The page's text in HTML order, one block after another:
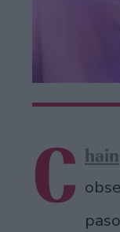
C hain